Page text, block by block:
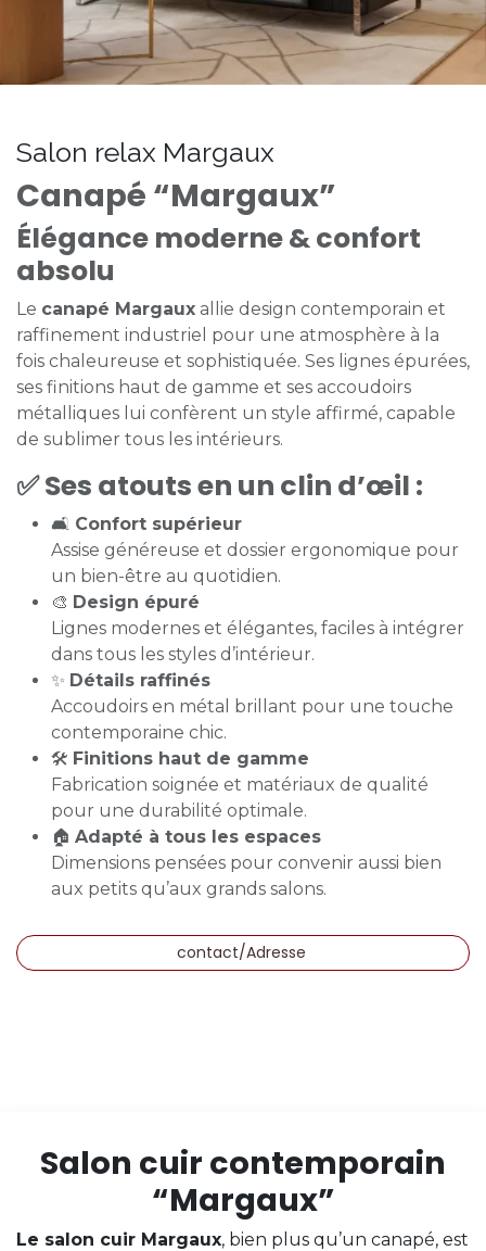
Salon relax Margaux
Canapé “Margaux”
Élégance moderne & confort
absolu
Le canapé Margaux allie design contemporain et
raffinement industriel pour une atmosphère à la
fois chaleureuse et sophistiquée. Ses lignes épurées,
ses finitions haut de gamme et ses accoudoirs
métalliques lui confèrent un style affirmé, capable
de sublimer tous les intérieurs.
✅Ses atouts en un clin d’œil :
🛋️ Confort supérieur
Assise généreuse et dossier ergonomique pour
un bien-être au quotidien.
🎨 Design épuré
Lignes modernes et élégantes, faciles à intégrer
dans tous les styles d’intérieur.
✨ Détails raffinés
Accoudoirs en métal brillant pour une touche
contemporaine chic.
🛠️ Finitions haut de gamme
Fabrication soignée et matériaux de qualité
pour une durabilité optimale.
🏠 Adapté à tous les espaces
Dimensions pensées pour convenir aussi bien
aux petits qu’aux grands salons.
contact/Adresse
Salon cuir contemporain
“Margaux”
Le salon cuir Margaux, bien plus qu’un canapé, est